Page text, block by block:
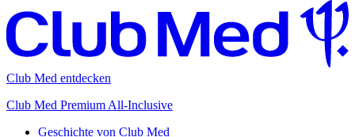
Club Med entdecken
Club Med Premium All-Inclusive
Geschichte von Club Med